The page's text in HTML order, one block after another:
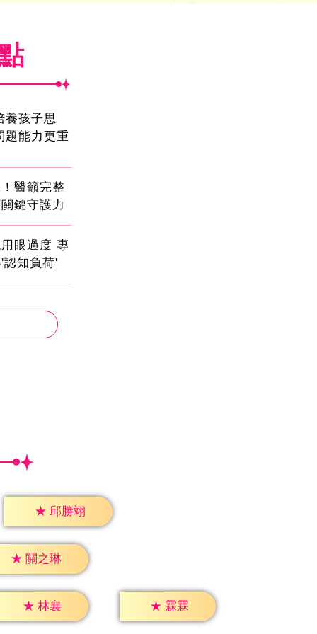
養孩子思
題能力更重
醫籲完整
鍵守護力
眼過度 專
認知負荷'
★ 邱勝翊
★ 關之琳
★ 林襄 ★ 霖霖